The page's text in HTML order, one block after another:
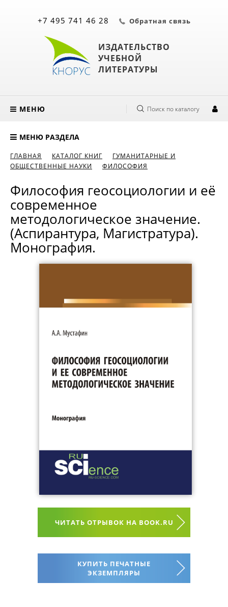
ИЗДАТЕЛЬСТВО
УЧЕБНОЙ
ЛИТЕРАТУРЫ
+7 495 741 46 28 Обратная связь
МЕНЮ Поиск по каталогу
МЕНЮ РАЗДЕЛА
ГЛАВНАЯ КАТАЛОГ КНИГ
ГУМАНИТАРНЫЕ И
ОБЩЕСТВЕННЫЕ НАУКИ
ФИЛОСОФИЯ
Философия геосоциологии и её
современное
методологическое значение.
(Аспирантура, Магистратура).
Монография.
ЧИТАТЬ ОТРЫВОК НА BOOK.RU
КУПИТЬ ПЕЧАТНЫЕ
ЭКЗЕМПЛЯРЫ